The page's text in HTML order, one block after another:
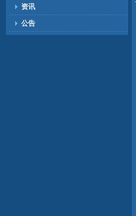
资讯
公告